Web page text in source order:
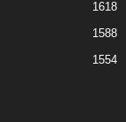
1618
1588
1554